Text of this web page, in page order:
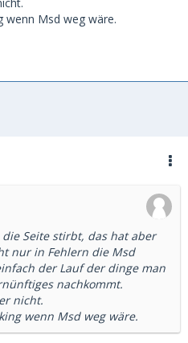
wenn Msd weg wäre.
Seite stirbt, das hat aber
nur in Fehlern die Msd
der Lauf der dinge man
nachkommt.
nicht.
wenn Msd weg wäre.